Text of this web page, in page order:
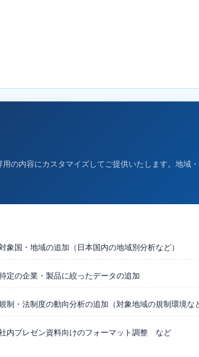
の内容にカスタマイズしてご提供いたします。地域
象国・地域の追加（日本国内の地域別分析など）
定の企業・製品に絞ったデータの追加
制・法制度の動向分析の追加（対象地域の規制環境な
内プレゼン資料向けのフォーマット調整 など